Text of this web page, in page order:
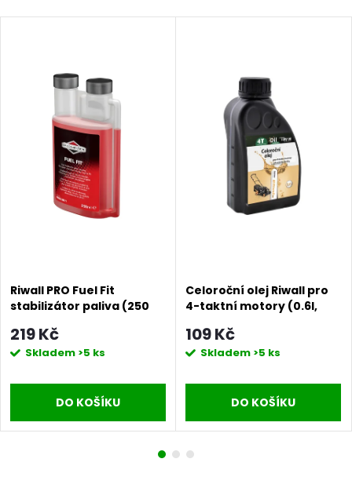
Riwall PRO Fuel Fit
stabilizátor paliva (250
219 Kč
Skladem >5 ks
DO KOŠÍKU
Celoroční olej Riwall pro
4-taktní motory (0.6l,
109 Kč
Skladem >5 ks
DO KOŠÍKU